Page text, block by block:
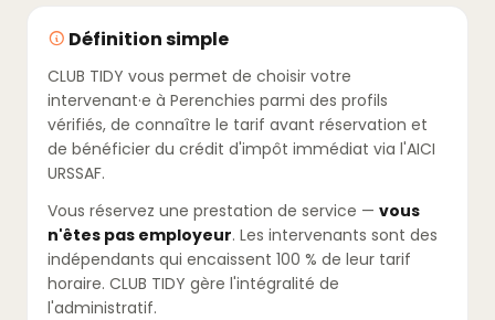
Définition simple
CLUB TIDY vous permet de choisir votre
intervenant·e à Perenchies parmi des profils
vérifiés, de connaître le tarif avant réservation et
de bénéficier du crédit d'impôt immédiat via l'AICI
URSSAF.
Vous réservez une prestation de service — vous
n'êtes pas employeur. Les intervenants sont des
indépendants qui encaissent 100 % de leur tarif
horaire. CLUB TIDY gère l'intégralité de
l'administratif.